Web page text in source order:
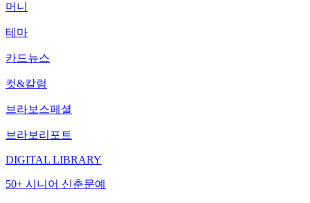
머니
테마
카드뉴스
컷&칼럼
브라보스페셜
브라보리포트
DIGITAL LIBRARY
50+ 시니어 신춘문예